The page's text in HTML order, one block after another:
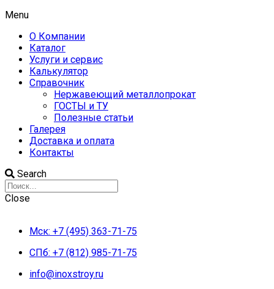
Menu
О Компании
Каталог
Услуги и сервис
Калькулятор
Справочник
Нержавеющий металлопрокат
ГОСТЫ и ТУ
Полезные статьи
Галерея
Доставка и оплата
Контакты
Search
Close
Мск: +7 (495) 363-71-75
СПб: +7 (812) 985-71-75
info@inoxstroy.ru